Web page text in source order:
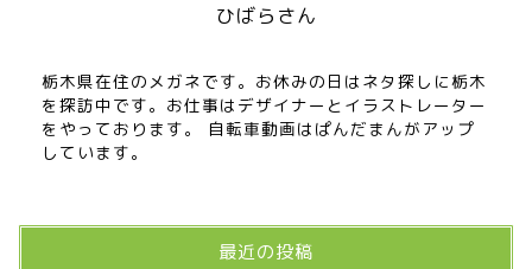
ひばらさん
栃木県在住のメガネです。お休みの日はネタ探しに栃木
を探訪中です。お仕事はデザイナーとイラストレーター
をやっております。 自転車動画はぱんだまんがアップ
しています。
最近の投稿